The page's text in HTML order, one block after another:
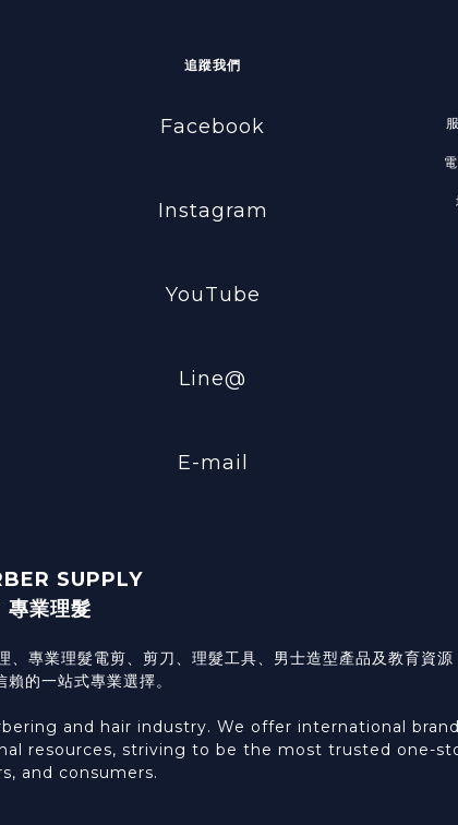
追蹤我們
Facebook
Instagram
YouTube
Line@
E-mail
SUPPLY
專業理髮
業理髮電剪、剪刀、理髮工具、男士造型產品及教育資
的一站式專業選擇。
and hair industry. We offer international
resources, striving to be the most trusted one-
and consumers.